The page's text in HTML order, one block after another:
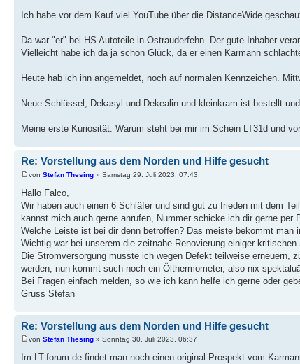
Ich habe vor dem Kauf viel YouTube über die DistanceWide
Da war "er" bei HS Autoteile in Ostrauderfehn. Der gute Inhaber
Vielleicht habe ich da ja schon Glück, da er einen Karmann
Heute hab ich ihn angemeldet, noch auf normalen Kennzeichen.
Neue Schlüssel, Dekasyl und Dekealin und kleinkram ist bestellt
Meine erste Kuriosität: Warum steht bei mir im Schein LT31d und
Re: Vorstellung aus dem Norden und Hilfe gesucht
von Stefan Thesing » Samstag 29. Juli 2023, 07:43
Hallo Falco,
Wir haben auch einen 6 Schläfer und sind gut zu frieden mit dem
kannst mich auch gerne anrufen, Nummer schicke ich dir gerne per
Welche Leiste ist bei dir denn betroffen? Das meiste bekommt man
Wichtig war bei unserem die zeitnahe Renovierung einiger
Die Stromversorgung musste ich wegen Defekt teilweise erneuern,
werden, nun kommt such noch ein Ölthermometer, also nix
Bei Fragen einfach melden, so wie ich kann helfe ich gerne oder
Gruss Stefan
Re: Vorstellung aus dem Norden und Hilfe gesucht
von Stefan Thesing » Sonntag 30. Juli 2023, 06:37
Im LT-forum.de findet man noch einen original Prospekt vom